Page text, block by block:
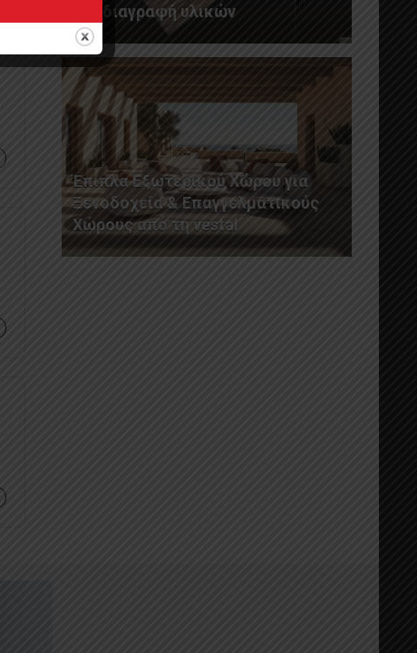
προδιαγραφή υλικών
Έπιπλα Εξωτερικού Χώρου για
Ξενοδοχεία & Επαγγελματικούς
Χώρους από τη vestal